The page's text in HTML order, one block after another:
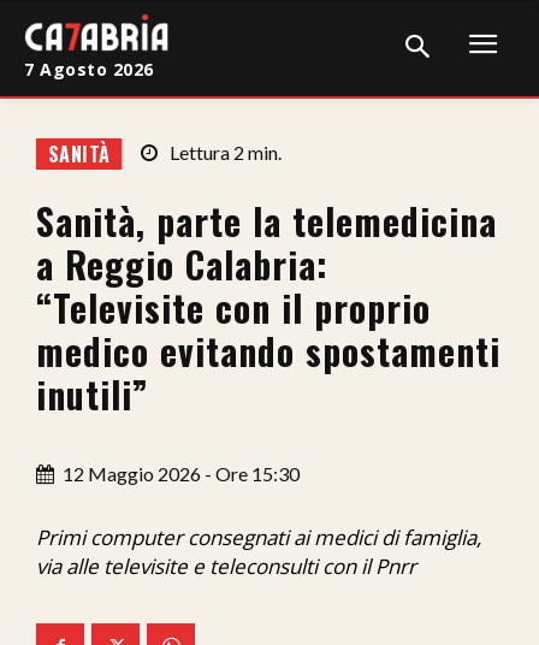
Cronaca
Giudiziaria
Politica
Sport
Attualità
Ita-Mondo
7 Agosto 2026
SANITÀ Lettura 2 min.
Sanità, parte la telemedicina
a Reggio Calabria:
“Televisite con il proprio
medico evitando spostamenti
inutili”
12 Maggio 2026 - Ore 15:30
Primi computer consegnati ai medici di famiglia,
via alle televisite e teleconsulti con il Pnrr